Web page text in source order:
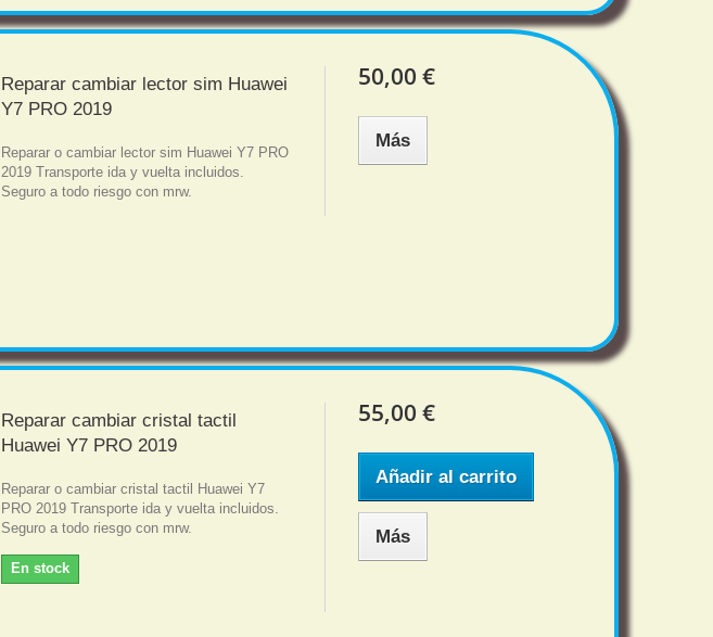
Reparar cambiar lector sim Huawei
Y7 PRO 2019
Reparar o cambiar lector sim Huawei Y7 PRO
2019 Transporte ida y vuelta incluidos.
Seguro a todo riesgo con mrw.
50,00 €
Más
Reparar cambiar cristal tactil
Huawei Y7 PRO 2019
Reparar o cambiar cristal tactil Huawei Y7
PRO 2019 Transporte ida y vuelta incluidos.
Seguro a todo riesgo con mrw.
En stock
55,00 €
Añadir al carrito
Más